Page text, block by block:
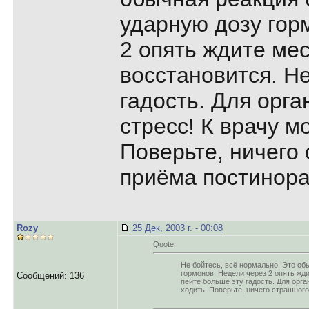
ударную дозу
2 опять ждите
восстановится.
гадость. Для
стресс! К врачу
Поверьте,
приёма
Rozy
Сообщений: 136
25 Дек, 2003 г. - 00:08
Quote:
Не бойтесь, всё нормально. Это
гормонов. Недели через 2 опять
пейте больше эту гадость. Для
ходить. Поверьте, ничего